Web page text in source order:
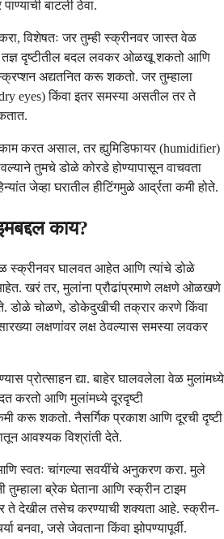
बाटली ठेवा.
विशेषतः जर तुम्ही स्क्रीनवर जास्त वेळ
तज्ञ दृष्टीतील बदल लवकर ओळखू शकतो आणि
अद्यतनित करू शकतो. जर तुम्हाला
eyes) किंवा इतर समस्या असतील तर ते
काम करत असाल, तर ह्युमिडिफायर (humidifier)
तुमचे डोळे कोरडे होण्यापासून वाचवता
जेव्हा घरातील हीटिंगमुळे आर्द्रता कमी होते.
काय?
स्क्रीनवर घालवत आहेत आणि त्यांचे डोळे
खरं तर, मुलांना प्रौढांप्रमाणे लक्षणे ओळखणे
चोळणे, डोकेदुखीची तक्रार करणे किंवा
लक्षणांवर लक्ष ठेवल्यास समस्या लवकर
प्रोत्साहन द्या. बाहेर घालवलेला वेळ मुलांमध्ये
करतो आणि मुलांमध्ये दूरदृष्टी
करू शकतो. नैसर्गिक प्रकाश आणि दूरची दृष्टी
आवश्यक विश्रांती देते.
स्वतः चांगल्या सवयींचे अनुकरण करा. मुले
तुम्हाला ब्रेक घेताना आणि स्क्रीन टाइम
ते देखील तसेच करण्याची शक्यता आहे. स्क्रीन-
बनवा, जसे जेवताना किंवा झोपण्यापूर्वी.